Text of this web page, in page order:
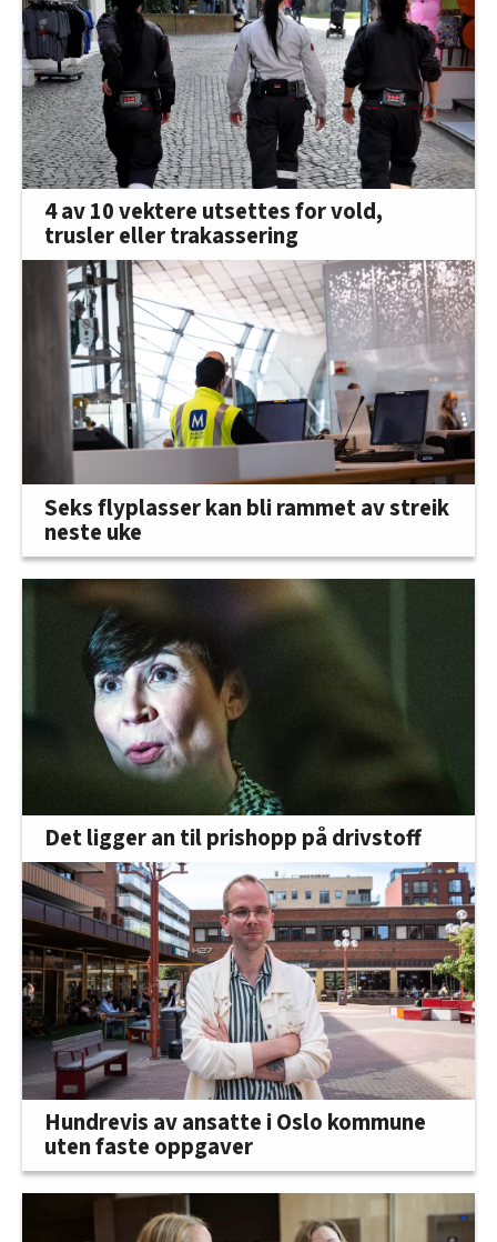
4 av 10 vektere utsettes for vold,
trusler eller trakassering
Seks flyplasser kan bli rammet av streik
neste uke
Det ligger an til prishopp på drivstoff
Hundrevis av ansatte i Oslo kommune
uten faste oppgaver